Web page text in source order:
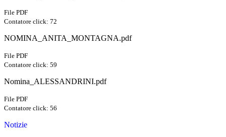
File PDF
Contatore click: 72
NOMINA_ANITA_MONTAGNA.pdf
File PDF
Contatore click: 59
Nomina_ALESSANDRINI.pdf
File PDF
Contatore click: 56
Notizie